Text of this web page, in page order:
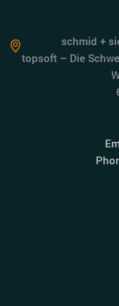
schmid +
topsoft – Die